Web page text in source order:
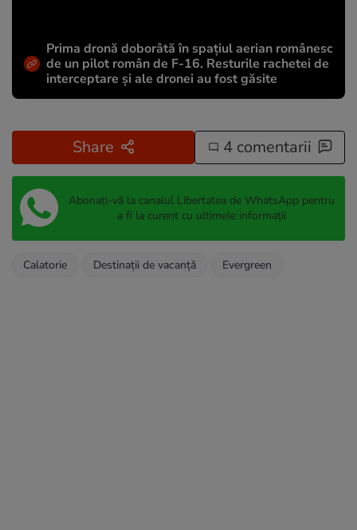
Prima dronă doborâtă în spațiul aerian românesc
de un pilot român de F-16. Resturile rachetei de
interceptare și ale dronei au fost găsite
Share 4 comentarii
Abonați-vă la canalul Libertatea de WhatsApp pentru
a fi la curent cu ultimele informații
Calatorie Destinații de vacanță Evergreen